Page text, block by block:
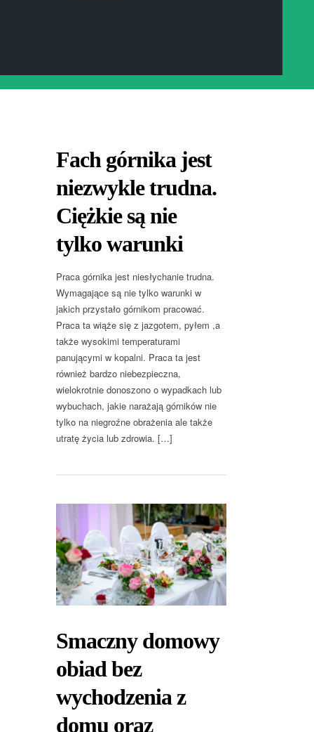
Fach górnika jest
niezwykle trudna.
Ciężkie są nie
tylko warunki
Praca górnika jest niesłychanie trudna.
Wymagające są nie tylko warunki w
jakich przystało górnikom pracować.
Praca ta wiąże się z jazgotem, pyłem ,a
także wysokimi temperaturami
panującymi w kopalni. Praca ta jest
również bardzo niebezpieczna,
wielokrotnie donoszono o wypadkach lub
wybuchach, jakie narażają górników nie
tylko na niegroźne obrażenia ale także
utratę życia lub zdrowia. […]
Smaczny domowy
obiad bez
wychodzenia z
domu oraz